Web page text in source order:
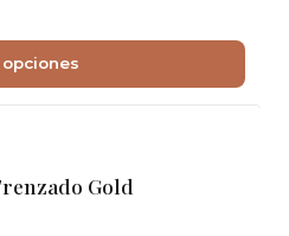
Gold